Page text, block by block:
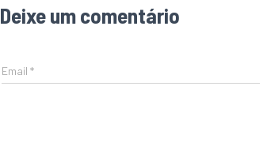
Deixe um comentário
Email*